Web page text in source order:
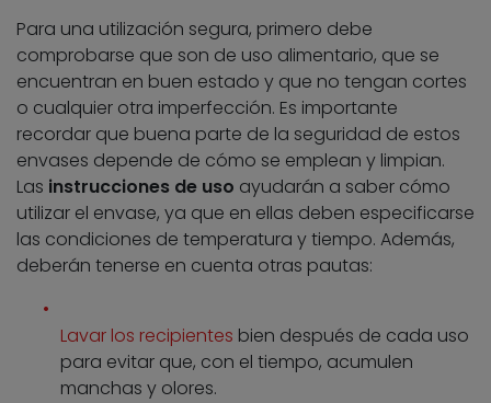
Para una utilización segura, primero debe
comprobarse que son de uso alimentario, que se
encuentran en buen estado y que no tengan cortes
o cualquier otra imperfección. Es importante
recordar que buena parte de la seguridad de estos
envases depende de cómo se emplean y limpian.
Las instrucciones de uso ayudarán a saber cómo
utilizar el envase, ya que en ellas deben especificarse
las condiciones de temperatura y tiempo. Además,
deberán tenerse en cuenta otras pautas:
Lavar los recipientes bien después de cada uso
para evitar que, con el tiempo, acumulen
manchas y olores.